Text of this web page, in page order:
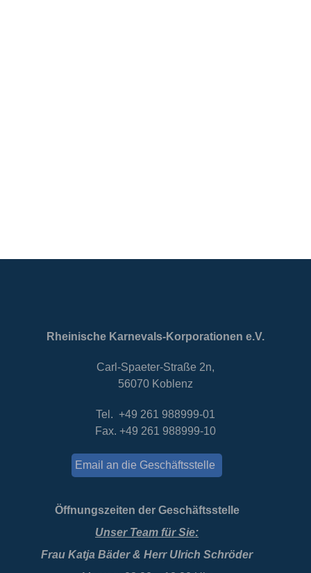
Rheinische Karnevals-Korporationen e.V.
Carl-Spaeter-Straße 2n,
56070 Koblenz
Tel. +49 261 988999-01
Fax. +49 261 988999-10
Email an die Geschäftsstelle
Öffnungszeiten der Geschäftsstelle
Unser Team für Sie:
Frau Katja Bäder & Herr Ulrich Schröder